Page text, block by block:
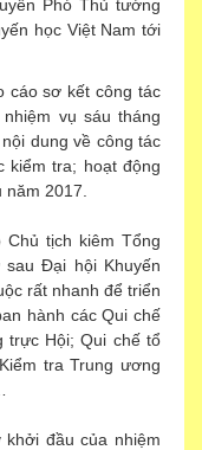
Phó Thủ tướng
học Việt Nam tới
cáo sơ kết công tác
vụ sáu tháng
dung về công tác
kiểm tra; hoạt động
2017.
tịch kiêm Tổng
Đại hội Khuyến
rất nhanh để triển
hành các Qui chế
trực Hội; Qui chế tổ
tra Trung ương
đầu của nhiệm